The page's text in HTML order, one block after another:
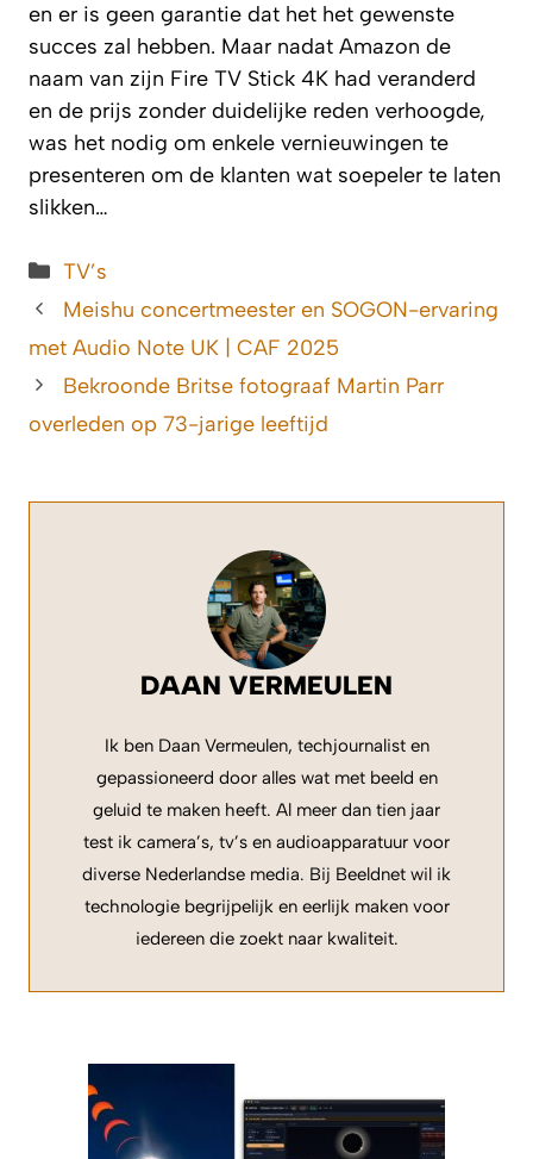
en er is geen garantie dat het het gewenste
succes zal hebben. Maar nadat Amazon de
naam van zijn Fire TV Stick 4K had veranderd
en de prijs zonder duidelijke reden verhoogde,
was het nodig om enkele vernieuwingen te
presenteren om de klanten wat soepeler te laten
slikken…
Categorieën
TV’s
Meishu concertmeester en SOGON-ervaring
met Audio Note UK | CAF 2025
Bekroonde Britse fotograaf Martin Parr
overleden op 73-jarige leeftijd
DAAN VERMEULEN
Ik ben Daan Vermeulen, techjournalist en
gepassioneerd door alles wat met beeld en
geluid te maken heeft. Al meer dan tien jaar
test ik camera’s, tv’s en audioapparatuur voor
diverse Nederlandse media. Bij Beeldnet wil ik
technologie begrijpelijk en eerlijk maken voor
iedereen die zoekt naar kwaliteit.